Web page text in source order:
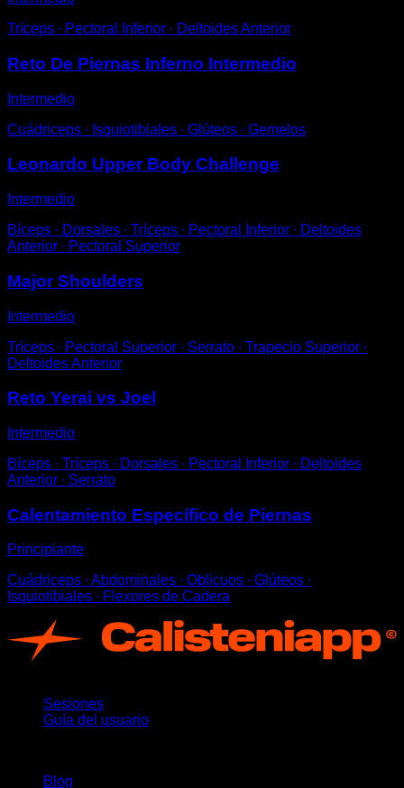
Tríceps ∙ Pectoral Inferior ∙ Deltoides Anterior
Reto De Piernas Inferno Intermedio
Intermedio
Cuádriceps ∙ Isquiotibiales ∙ Glúteos ∙ Gemelos
Leonardo Upper Body Challenge
Intermedio
Bíceps ∙ Dorsales ∙ Tríceps ∙ Pectoral Inferior ∙ Deltoides
Anterior ∙ Pectoral Superior
Major Shoulders
Intermedio
Tríceps ∙ Pectoral Superior ∙ Serrato ∙ Trapecio Superior ∙
Deltoides Anterior
Reto Yerai vs Joel
Intermedio
Bíceps ∙ Tríceps ∙ Dorsales ∙ Pectoral Inferior ∙ Deltoides
Anterior ∙ Serrato
Calentamiento Específico de Piernas
Principiante
Cuádriceps ∙ Abdominales ∙ Oblicuos ∙ Glúteos ∙
Isquiotibiales ∙ Flexores de Cadera
Sesiones
Guía del usuario
Blog